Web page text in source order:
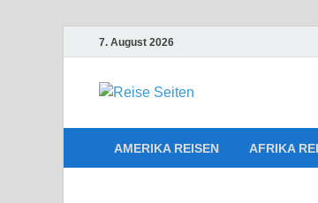
7. August 2026
Die
AMERIKA REISEN AFRIKA